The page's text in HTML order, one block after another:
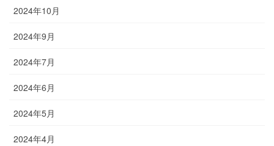
2024年10月
2024年9月
2024年7月
2024年6月
2024年5月
2024年4月